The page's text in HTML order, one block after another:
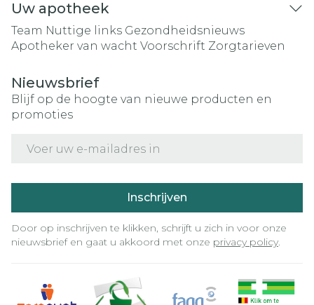
Uw apotheek
Team Nuttige links Gezondheidsnieuws
Apotheker van wacht Voorschrift Zorgtarieven
Nieuwsbrief
Blijf op de hoogte van nieuwe producten en
promoties
Inschrijven
Door op inschrijven te klikken, schrijft u zich in voor onze
nieuwsbrief en gaat u akkoord met onze privacy policy.